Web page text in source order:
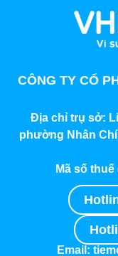
CÔNG TY CỔ
Địa chỉ trụ sở:
phường Nhân
Mã số
Email: